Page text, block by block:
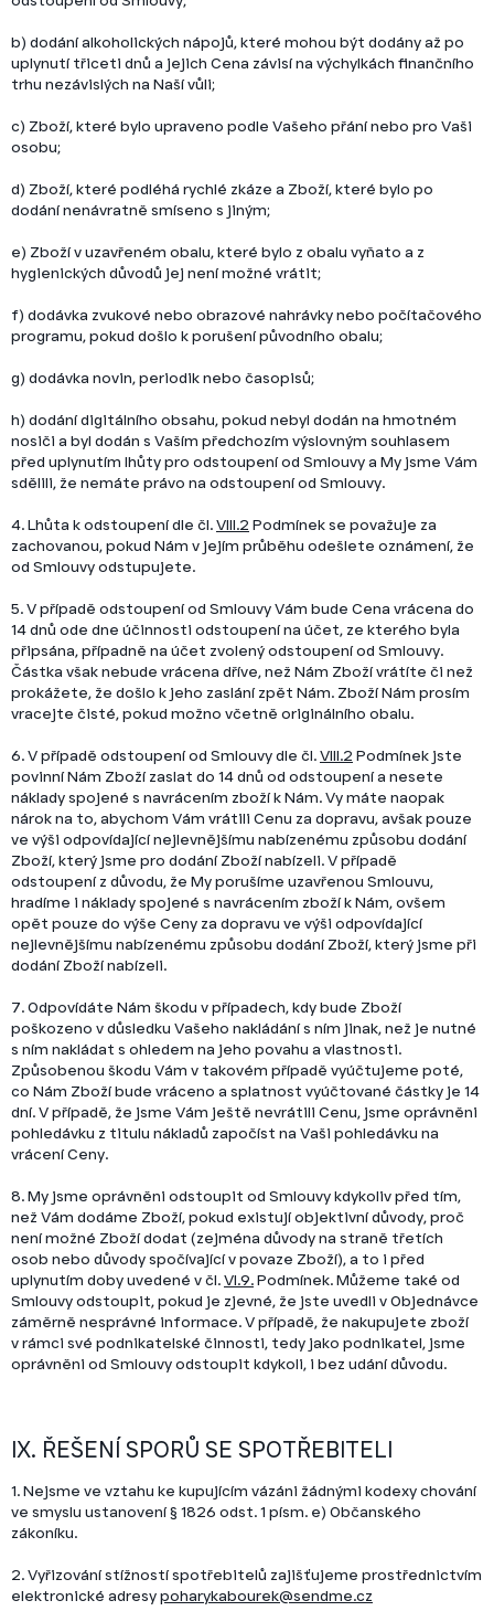
b) dodání alkoholických nápojů, které mohou být dodány až po
uplynutí třiceti dnů a jejich Cena závisí na výchylkách finančního
trhu nezávislých na Naší vůli;
c) Zboží, které bylo upraveno podle Vašeho přání nebo pro Vaši
osobu;
d) Zboží, které podléhá rychlé zkáze a Zboží, které bylo po
dodání nenávratně smíseno s jiným;
e) Zboží v uzavřeném obalu, které bylo z obalu vyňato a z
hygienických důvodů jej není možné vrátit;
f) dodávka zvukové nebo obrazové nahrávky nebo počítačového
programu, pokud došlo k porušení původního obalu;
g) dodávka novin, periodik nebo časopisů;
h) dodání digitálního obsahu, pokud nebyl dodán na hmotném
nosiči a byl dodán s Vaším předchozím výslovným souhlasem
před uplynutím lhůty pro odstoupení od Smlouvy a My jsme Vám
sdělili, že nemáte právo na odstoupení od Smlouvy.
4. Lhůta k odstoupení dle čl.VIII.2 Podmínek se považuje za
zachovanou, pokud Nám v jejím průběhu odešlete oznámení, že
od Smlouvy odstupujete.
5. V případě odstoupení od Smlouvy Vám bude Cena vrácena do
14 dnů ode dne účinnosti odstoupení na účet, ze kterého byla
připsána, případně na účet zvolený odstoupení od Smlouvy.
Částka však nebude vrácena dříve, než Nám Zboží vrátíte či než
prokážete, že došlo k jeho zaslání zpět Nám. Zboží Nám prosím
vracejte čisté, pokud možno včetně originálního obalu.
6. V případě odstoupení od Smlouvy dle čl.VIII.2 Podmínek jste
povinní Nám Zboží zaslat do 14 dnů od odstoupení a nesete
náklady spojené s navrácením zboží k Nám. Vy máte naopak
nárok na to, abychom Vám vrátili Cenu za dopravu, avšak pouze
ve výši odpovídající nejlevnějšímu nabízenému způsobu dodání
Zboží, který jsme pro dodání Zboží nabízeli. V případě
odstoupení z důvodu, že My porušíme uzavřenou Smlouvu,
hradíme i náklady spojené s navrácením zboží k Nám, ovšem
opět pouze do výše Ceny za dopravu ve výši odpovídající
nejlevnějšímu nabízenému způsobu dodání Zboží, který jsme při
dodání Zboží nabízeli.
7. Odpovídáte Nám škodu v případech, kdy bude Zboží
poškozeno v důsledku Vašeho nakládání s ním jinak, než je nutné
s ním nakládat s ohledem na jeho povahu a vlastnosti.
Způsobenou škodu Vám v takovém případě vyúčtujeme poté,
co Nám Zboží bude vráceno a splatnost vyúčtované částky je 14
dní. V případě, že jsme Vám ještě nevrátili Cenu, jsme oprávněni
pohledávku z titulu nákladů započíst na Vaši pohledávku na
vrácení Ceny.
8. My jsme oprávněni odstoupit od Smlouvy kdykoliv před tím,
než Vám dodáme Zboží, pokud existují objektivní důvody, proč
není možné Zboží dodat (zejména důvody na straně třetích
osob nebo důvody spočívající v povaze Zboží), a to i před
uplynutím doby uvedené v čl.VI.9.Podmínek. Můžeme také od
Smlouvy odstoupit, pokud je zjevné, že jste uvedli v Objednávce
záměrně nesprávné informace. V případě, že nakupujete zboží
v rámci své podnikatelské činnosti, tedy jako podnikatel, jsme
oprávněni od Smlouvy odstoupit kdykoli, i bez udání důvodu.
IX. ŘEŠENÍ SPORŮ SE SPOTŘEBITELI
1. Nejsme ve vztahu ke kupujícím vázáni žádnými kodexy chování
ve smyslu ustanovení § 1826 odst. 1 písm. e) Občanského
zákoníku.
2. Vyřizování stížností spotřebitelů zajišťujeme prostřednictvím
elektronické adresypoharykabourek@sendme.cz